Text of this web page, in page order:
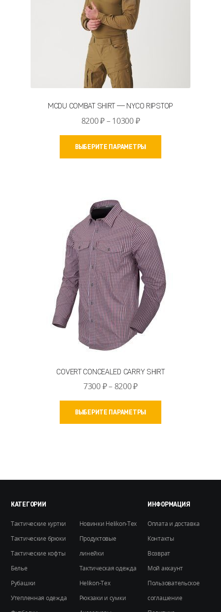
MCDU COMBAT SHIRT — NYCO RIPSTOP
8200₽– 10300₽Диапазон
цен:
8200 ₽
–
ВЫБЕРИТЕ ПАРАМЕТРЫ
странице
товара.
COVERT CONCEALED CARRY SHIRT
7300₽– 8200₽Диапазон
цен:
7300 ₽
–
ВЫБЕРИТЕ ПАРАМЕТРЫ
можно
на
товара.
КАТЕГОРИИ
Тактические куртки
Тактические брюки
Тактические кофты
Белье
Рубашки
Утепленная одежда
Новинки Helikon-Tex
Продуктовые
линейки
Тактическая одежда
Helikon-Tex
Рюкзаки и сумки
ИНФОРМАЦИЯ
Оплата и доставка
Контакты
Возврат
Мой аккаунт
Пользовательское
соглашение